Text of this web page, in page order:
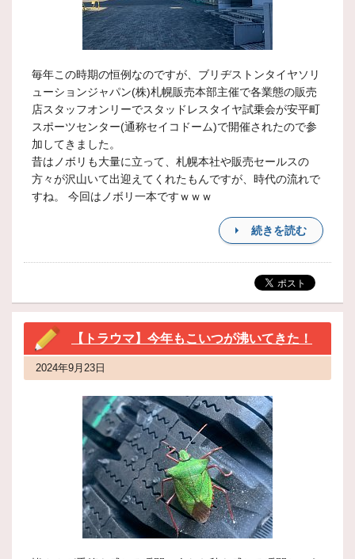
毎年この時期の恒例なのですが、ブリヂストンタイヤソリ
ューションジャパン(株)札幌販売本部主催で各業態の販売
店スタッフオンリーでスタッドレスタイヤ試乗会が安平町
スポーツセンター(通称セイコドーム)で開催されたので参
加してきました。
昔はノボリも大量に立って、札幌本社や販売セールスの
方々が沢山いて出迎えてくれたもんですが、時代の流れで
すね。 今回はノボリ一本ですｗｗｗ
続きを読む
【トラウマ】今年もこいつが沸いてきた！
2024年9月23日